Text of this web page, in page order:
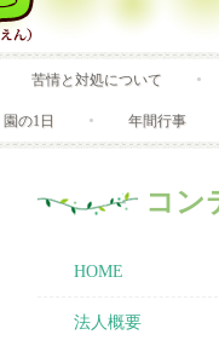
苦情と対処について
園の1日 年間行事
コン
HOME
法人概要